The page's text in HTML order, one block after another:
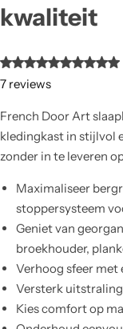
kwaliteit
7 reviews
French Door Art
kledingkast in stijlvol
zonder in te leveren
Maximaliseer
stoppersysteem
Geniet van
broekhouder,
Verhoog sfeer
Versterk
Kies comfort op